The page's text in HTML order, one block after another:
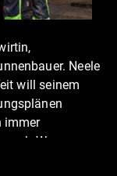
Neele
will seinem
immer
Wasser